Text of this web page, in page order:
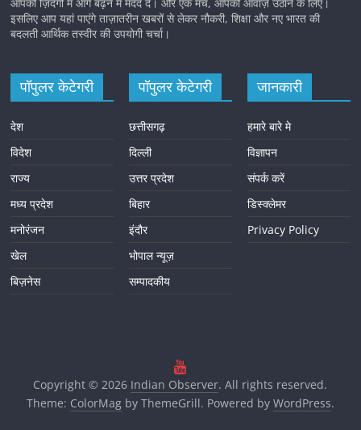
इसलिए आप यहां पाएंगे ताज़ातरीन खबरों से लेकर नौकरी, शिक्षा और नए भारत की
बदलती आर्थिक तस्वीर की उपयोगी चर्चा।
पॉपुलर केटेगरी
देश
विदेश
राज्य
मध्य प्रदेश
मनोरंजन
खेल
बिज़नेस
पॉपुलर केटेगरी
छत्तीसगढ़
दिल्ली
उत्तर प्रदेश
बिहार
इंदौर
भोपाल न्यूज़
सम्पादकीय
जानकारी
हमारे बारे मे
विज्ञापन
संपर्क करें
डिस्क्लेमर
Privacy Policy
Copyright © 2026 Indian Observer. All rights reserved.
Theme: ColorMagby ThemeGrill. Powered by WordPress.